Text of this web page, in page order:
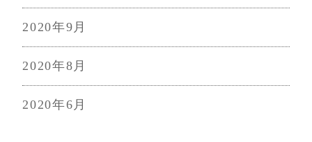
2020年9月
2020年8月
2020年6月